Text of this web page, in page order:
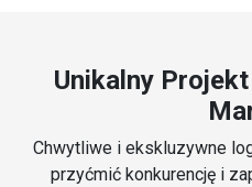
Unikalny
Chwytliwe i ekskluzywne
przyćmić konkurencję i